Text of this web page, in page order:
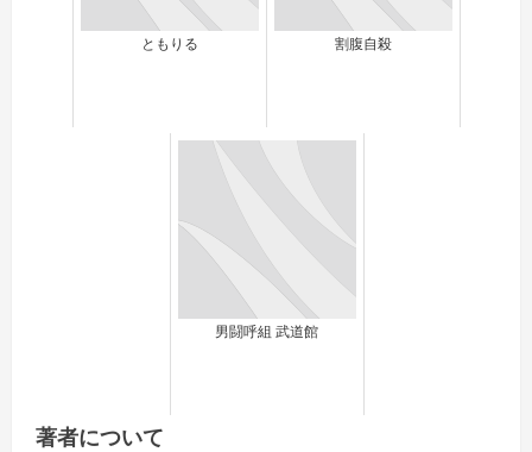
ともりる 割腹自殺
男闘呼組 武道館
著者について